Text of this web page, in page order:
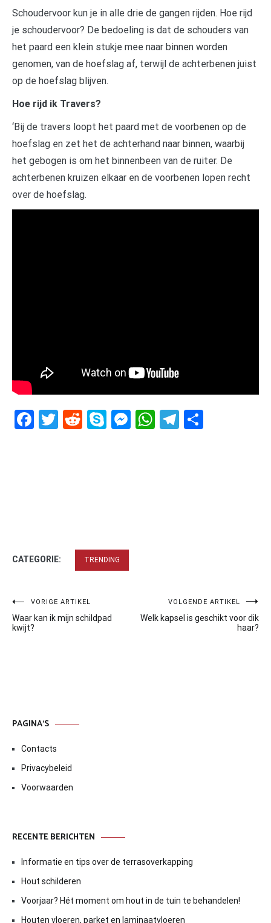
Schoudervoor kun je in alle drie de gangen rijden. Hoe rijd
je schoudervoor? De bedoeling is dat de schouders van
het paard een klein stukje mee naar binnen worden
genomen, van de hoefslag af, terwijl de achterbenen juist
op de hoefslag blijven.
Hoe rijd ik Travers?
‘Bij de travers loopt het paard met de voorbenen op de
hoefslag en zet het de achterhand naar binnen, waarbij
het gebogen is om het binnenbeen van de ruiter. De
achterbenen kruizen elkaar en de voorbenen lopen recht
over de hoefslag.
Facebook
Twitter
RedditSkypeMessenger
WhatsApp
Telegram
CATEGORIE: TRENDING
Bericht
navigatie
VORIGE ARTIKEL
Waar kan ik mijn schildpad
kwijt?
VOLGENDE ARTIKEL
Welk kapsel is geschikt voor dik
haar?
PAGINA’S
Contacts
Privacybeleid
Voorwaarden
RECENTE BERICHTEN
Informatie en tips over de terrasoverkapping
Hout schilderen
Voorjaar? Hét moment om hout in de tuin te behandelen!
Houten vloeren, parket en laminaatvloeren